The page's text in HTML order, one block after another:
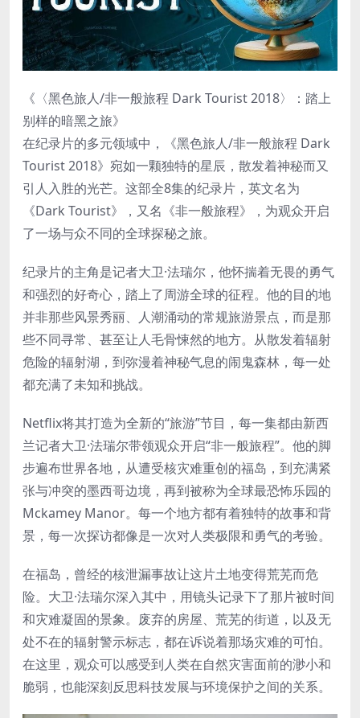
《〈黑色旅人/非一般旅程 Dark Tourist 2018〉：踏上
别样的暗黑之旅》
在纪录片的多元领域中，《黑色旅人/非一般旅程 Dark
Tourist 2018》宛如一颗独特的星辰，散发着神秘而又
引人入胜的光芒。这部全8集的纪录片，英文名为
《Dark Tourist》，又名《非一般旅程》，为观众开启
了一场与众不同的全球探秘之旅。
纪录片的主角是记者大卫·法瑞尔，他怀揣着无畏的勇气
和强烈的好奇心，踏上了周游全球的征程。他的目的地
并非那些风景秀丽、人潮涌动的常规旅游景点，而是那
些不同寻常、甚至让人毛骨悚然的地方。从散发着辐射
危险的辐射湖，到弥漫着神秘气息的闹鬼森林，每一处
都充满了未知和挑战。
Netflix将其打造为全新的“旅游”节目，每一集都由新西
兰记者大卫·法瑞尔带领观众开启“非一般旅程”。他的脚
步遍布世界各地，从遭受核灾难重创的福岛，到充满紧
张与冲突的墨西哥边境，再到被称为全球最恐怖乐园的
Mckamey Manor。每一个地方都有着独特的故事和背
景，每一次探访都像是一次对人类极限和勇气的考验。
在福岛，曾经的核泄漏事故让这片土地变得荒芜而危
险。大卫·法瑞尔深入其中，用镜头记录下了那片被时间
和灾难凝固的景象。废弃的房屋、荒芜的街道，以及无
处不在的辐射警示标志，都在诉说着那场灾难的可怕。
在这里，观众可以感受到人类在自然灾害面前的渺小和
脆弱，也能深刻反思科技发展与环境保护之间的关系。